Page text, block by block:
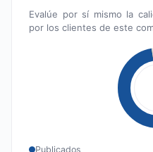
Evalúe por sí mismo la
por los clientes de este
Publicados